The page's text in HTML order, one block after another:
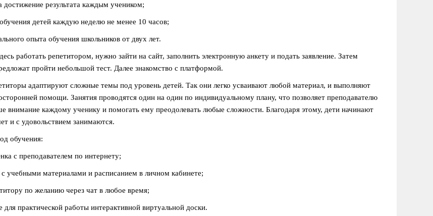
достижение результата каждым учеником;
детей каждую неделю не менее 10 часов;
опыта обучения школьников от двух лет.
работать репетитором, нужно зайти на сайт, заполнить электронную анкету и подать заявление. Затем
пройти небольшой тест. Далее знакомство с платформой.
адаптируют сложные темы под уровень детей. Так они легко усваивают любой материал, и выполняют
помощи. Занятия проводятся один на один по индивидуальному плану, что позволяет преподавателю
внимание каждому ученику и помогать ему преодолевать любые сложности. Благодаря этому, дети начинают
и с удовольствием занимаются.
обучения:
с преподавателем по интернету;
с учебными материалами и расписанием в личном кабинете;
по желанию через чат в любое время;
для практической работы интерактивной виртуальной доски.